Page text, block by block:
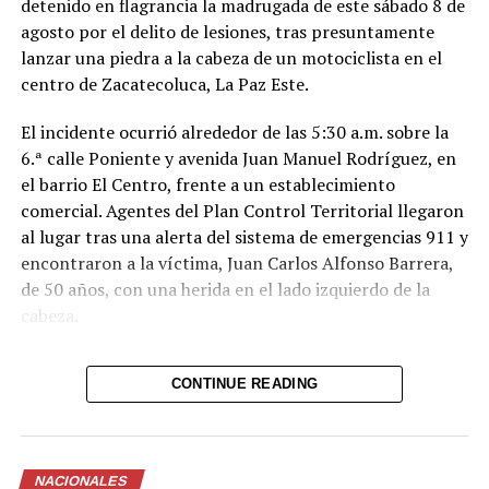
detenido en flagrancia la madrugada de este sábado 8 de
agosto por el delito de lesiones, tras presuntamente
lanzar una piedra a la cabeza de un motociclista en el
centro de Zacatecoluca, La Paz Este.
El incidente ocurrió alrededor de las 5:30 a.m. sobre la
6.ª calle Poniente y avenida Juan Manuel Rodríguez, en
el barrio El Centro, frente a un establecimiento
comercial. Agentes del Plan Control Territorial llegaron
al lugar tras una alerta del sistema de emergencias 911 y
encontraron a la víctima, Juan Carlos Alfonso Barrera,
de 50 años, con una herida en el lado izquierdo de la
cabeza.
Según el relato de testigos, el acusado tomó una piedra
y la lanzó directamente contra la cabeza del
indicó que se desconoce si el agresor se encontraba en
estado de ebriedad o presentaba algún trastorno al
CONTINUE READING
NACIONALES